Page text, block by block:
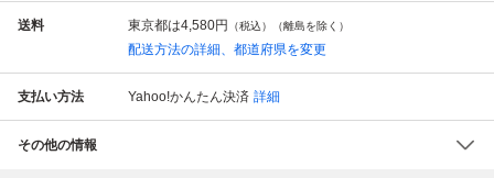
送料 東京都は4,580円 （税込）（離島を除く）
配送方法の詳細、都道府県を変更
支払い方法 Yahoo!かんたん決済 詳細
その他の情報